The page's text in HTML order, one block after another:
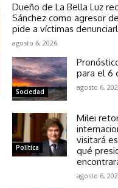
Dueño de La Bella Luz
Sánchez como agresor
pide a víctimas
agosto 6, 2026
Sociedad
para el 6
agosto 6,
Política
Milei
visitará
qué
agosto 6,